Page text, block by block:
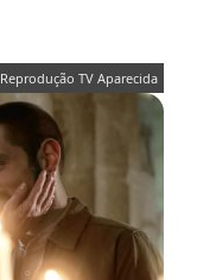
Reprodução TV Aparecida